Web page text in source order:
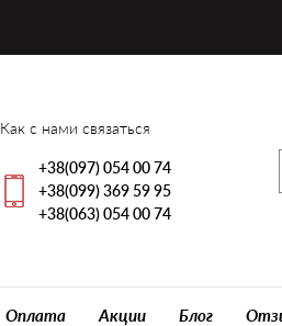
Как с нами связаться
+38(097) 054 00 74
+38(099) 369 59 95
+38(063) 054 00 74
Оплата Акции Блог